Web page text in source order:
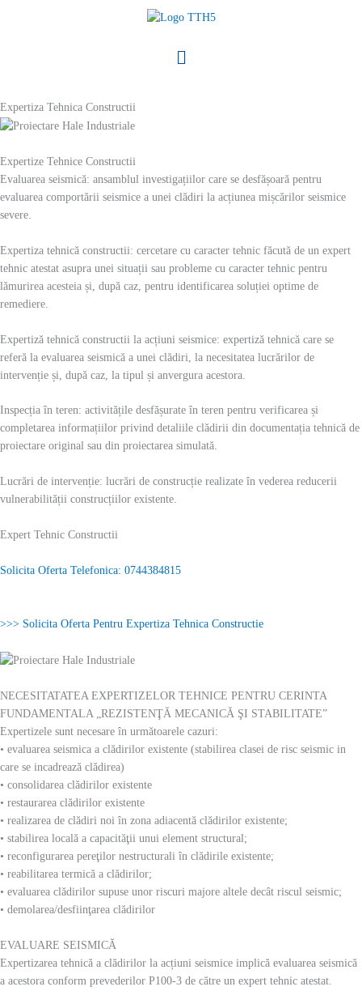
Menu
Expertiza Tehnica Constructii
Expertize Tehnice Constructii
Evaluarea seismică: ansamblul investigațiilor care se desfășoară pentru
evaluarea comportării seismice a unei clădiri la acțiunea mișcărilor seismice
severe.
Expertiza tehnică constructii: cercetare cu caracter tehnic făcută de un expert
tehnic atestat asupra unei situații sau probleme cu caracter tehnic pentru
lămurirea acesteia și, după caz, pentru identificarea soluției optime de
remediere.
Expertiză tehnică constructii la acțiuni seismice: expertiză tehnică care se
referă la evaluarea seismică a unei clădiri, la necesitatea lucrărilor de
intervenție și, după caz, la tipul și anvergura acestora.
Inspecția în teren: activitățile desfășurate în teren pentru verificarea și
completarea informațiilor privind detaliile clădirii din documentația tehnică de
proiectare original sau din proiectarea simulată.
Lucrări de intervenție: lucrări de construcție realizate în vederea reducerii
vulnerabilității construcțiilor existente.
Expert Tehnic Constructii
Solicita Oferta Telefonica: 0744384815
>>> Solicita Oferta Pentru Expertiza Tehnica Constructie
NECESITATATEA EXPERTIZELOR TEHNICE PENTRU CERINTA
FUNDAMENTALA „REZISTENŢĂ MECANICĂ ŞI STABILITATE”
Expertizele sunt necesare în următoarele cazuri:
• evaluarea seismica a clădirilor existente (stabilirea clasei de risc seismic in
care se incadrează clădirea)
• consolidarea clădirilor existente
• restaurarea clădirilor existente
• realizarea de clădiri noi în zona adiacentă clădirilor existente;
• stabilirea locală a capacităţii unui element structural;
• reconfigurarea pereţilor nestructurali în clădirile existente;
• reabilitarea termică a clădirilor;
• evaluarea clădirilor supuse unor riscuri majore altele decât riscul seismic;
• demolarea/desfiinţarea clădirilor
EVALUARE SEISMICĂ
Expertizarea tehnică a clădirilor la acțiuni seismice implică evaluarea seismică
a acestora conform prevederilor P100-3 de către un expert tehnic atestat.